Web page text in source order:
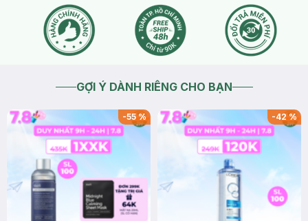
mua các loại phiếu quà tặng (Phiếu mua hàng Hasaki)
2024-12-17Thích
GỢI Ý DÀNH RIÊNG CHO BẠN
-55% -42%